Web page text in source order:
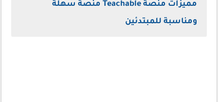
مميزات منصة Teachable منصة سهلة
ومناسبة للمبتدئين